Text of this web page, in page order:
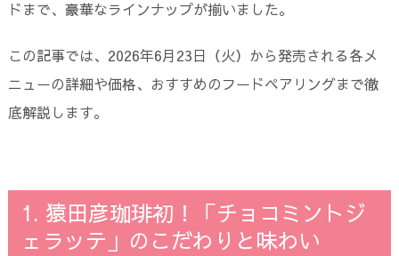
ドまで、豪華なラインナップが揃いました。
この記事では、2026年6月23日（火）から発売される各メ
ニューの詳細や価格、おすすめのフードペアリングまで徹
底解説します。
1. 猿田彦珈琲初！「チョコミントジ
ェラッテ」のこだわりと味わい